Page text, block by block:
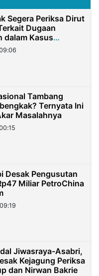
Segera Periksa Dirut
Dugaan
dalam Kasus
Nasabah Rp2,58
Tambang
Ternyata Ini
Masalahnya
Desak Pengusutan
Miliar PetroChina
Jiwasraya-Asabri,
Kejagung Periksa
dan Nirwan Bakrie